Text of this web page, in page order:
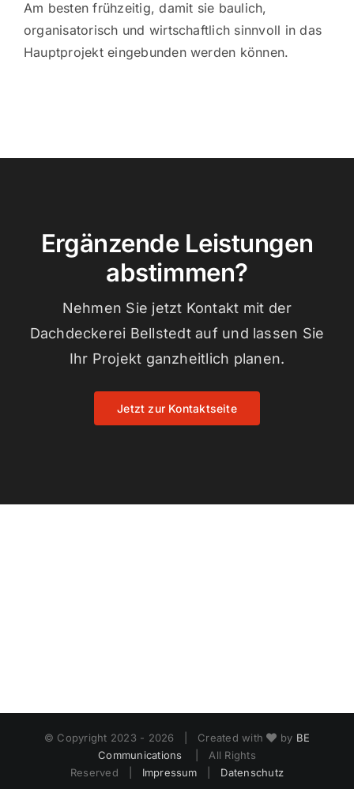
Am besten frühzeitig, damit sie baulich,
organisatorisch und wirtschaftlich sinnvoll in das
Hauptprojekt eingebunden werden können.
Ergänzende Leistungen
abstimmen?
Nehmen Sie jetzt Kontakt mit der
Dachdeckerei Bellstedt auf und lassen Sie
Ihr Projekt ganzheitlich planen.
Jetzt zur Kontaktseite
© Copyright 2023 - 2026 | Created with by BE
Communications
| All Rights
Reserved | Impressum Datenschutz